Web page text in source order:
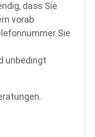
dass Sie
vorab
Sie
unbedingt